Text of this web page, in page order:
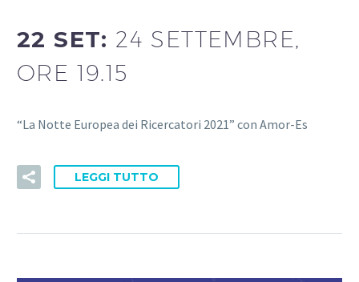
22 SET: 24 SETTEMBRE,
ORE 19.15
“La Notte Europea dei Ricercatori 2021” con Amor-Es
LEGGI TUTTO